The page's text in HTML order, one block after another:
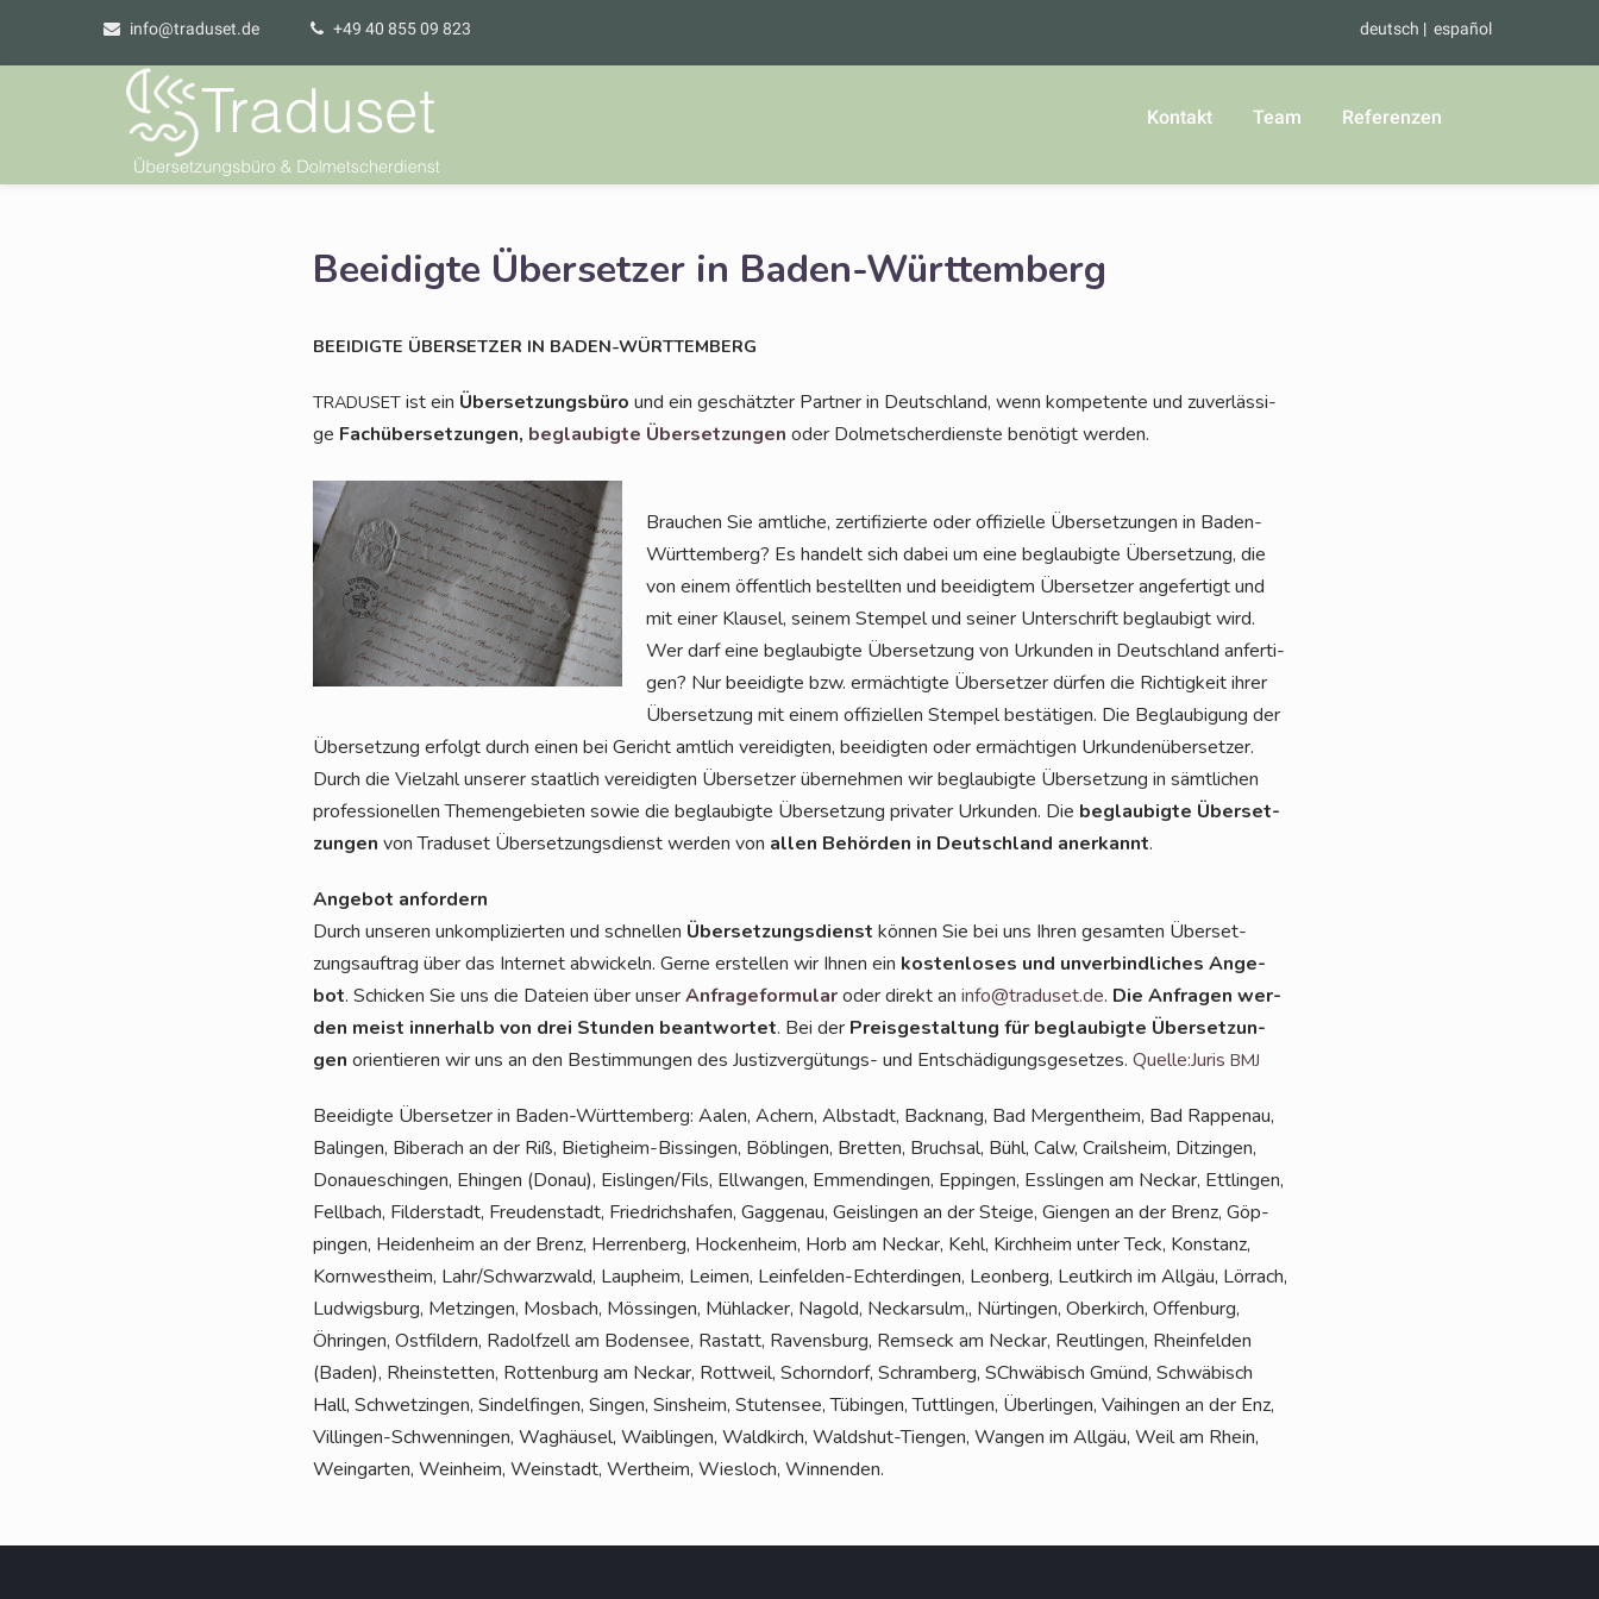
info@traduset.de +49 40 855 09 823 deutsch español
Kontakt Team Referenzen
Beeidigte Übersetzer in Baden-Württemberg
BEEIDIGTE ÜBERSETZER IN BADEN-WÜRTTEMBERG
TRADUSETist ein Über­set­zungs­bü­ro und ein geschätz­ter Part­ner in Deutsch­land, wenn kom­pe­ten­te und zuver­läs­si­
ge Fach­über­set­zun­gen, beglau­big­te Über­set­zun­gen oder Dol­met­scher­diens­te benö­tigt werden.
Brau­chen Sie amt­li­che, zer­ti­fi­zier­te oder offi­zi­el­le Über­set­zun­gen in Baden-
Würt­tem­berg? Es han­delt sich dabei um eine beglau­big­te Über­set­zung, die
von einem öffent­lich bestell­ten und beei­dig­tem Über­set­zer ange­fer­tigt und
mit einer Klau­sel, sei­nem Stem­pel und sei­ner Unter­schrift beglau­bigt wird.
Wer darf eine beglau­big­te Über­set­zung von Urkun­den in Deutsch­land anfer­ti­
gen? Nur beei­dig­te bzw. ermäch­tig­te Über­set­zer dür­fen die Rich­tig­keit ihrer
Über­set­zung mit einem offi­zi­el­len Stem­pel bestä­ti­gen. Die Beglau­bi­gung der
Über­set­zung erfolgt durch einen bei Gericht amt­lich ver­ei­dig­ten, beei­dig­ten oder ermäch­ti­gen Urkun­den­über­set­zer.
Durch die Viel­zahl unse­rer staat­lich ver­ei­dig­ten Über­set­zer über­neh­men wir beglau­big­te Über­set­zung in sämt­li­chen
pro­fes­sio­nel­len The­men­ge­bie­ten sowie die beglau­big­te Über­set­zung pri­va­ter Urkun­den. Die beglau­big­te Über­set­
zun­gen von Tra­du­set Über­set­zungs­dienst wer­den von allen Behör­den in Deutsch­land aner­kannt.
Ange­bot anfordern
Durch unse­ren unkom­pli­zier­ten und schnel­len Über­set­zungs­dienst kön­nen Sie bei uns Ihren gesam­ten Über­set­
zungs­auf­trag über das Inter­net abwi­ckeln. Ger­ne erstel­len wir Ihnen ein kos­ten­lo­ses und unver­bind­li­ches Ange­
bot. Schi­cken Sie uns die Datei­en über unserAnfra­ge­for­mu­laroder direkt an info@traduset.de. Die Anfra­gen wer­
den meist inner­halb von drei Stun­den beant­wor­tet. Bei der Preis­ge­stal­tung für beglau­big­te Über­set­zun­
gen ori­en­tie­ren wir uns an den Bestim­mun­gen des Jus­tiz­ver­gü­tungs- und Ent­schä­di­gungs­ge­set­zes. Quelle:Juris BMJ
Beei­dig­te Über­set­zer in Baden-Würt­tem­berg: Aalen, Achern, Alb­stadt, Back­nang, Bad Mer­gen­theim, Bad Rap­pen­au,
Balin­gen, Biber­ach an der Riß, Bie­tig­heim-Bis­sin­gen, Böb­lin­gen, Brett­en, Bruch­sal, Bühl, Calw, Crails­heim, Dit­zin­gen,
Donau­eschin­gen, Ehin­gen (Donau), Eislingen/Fils, Ell­wan­gen, Emmen­din­gen, Eppin­gen, Ess­lin­gen am Neckar, Ett­lin­gen,
Fell­bach, Fil­der­stadt, Freu­den­stadt, Fried­richs­ha­fen, Gag­ge­nau, Geis­lin­gen an der Stei­ge, Gien­gen an der Brenz, Göp­
pin­gen, Hei­den­heim an der Brenz, Her­ren­berg, Hocken­heim, Horb am Neckar, Kehl, Kirch­heim unter Teck, Kon­stanz,
Korn­west­heim, Lahr/Schwarzwald, Laup­heim, Lei­men, Lein­fel­den-Ech­ter­din­gen, Leon­berg, Leut­kirch im All­gäu, Lör­rach,
Lud­wigs­burg, Met­zin­gen, Mos­bach, Mös­sin­gen, Mühl­acker, Nagold, Neckar­sulm„ Nür­tin­gen, Ober­kirch, Offen­burg,
Öhrin­gen, Ost­fil­dern, Radolf­zell am Boden­see, Ras­tatt, Ravens­burg, Rems­eck am Neckar, Reut­lin­gen, Rhein­fel­den
(Baden), Rhein­stet­ten, Rot­ten­burg am Neckar, Rott­weil, Schorn­dorf, Schram­berg, SChwä­bisch Gmünd, Schwä­bisch
Hall, Schwet­zin­gen, Sin­del­fin­gen, Sin­gen, Sins­heim, Stu­ten­see, Tübin­gen, Tutt­lin­gen, Über­lin­gen, Vai­hin­gen an der Enz,
Vil­lin­gen-Schwen­nin­gen, Wag­häu­sel, Waib­lin­gen, Wald­kirch, Walds­hut-Tien­gen, Wan­gen im All­gäu, Weil am Rhein,
Wein­gar­ten, Wein­heim, Wein­stadt, Wert­heim, Wies­loch, Winnenden.